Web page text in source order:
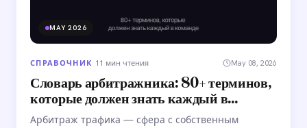
MAY 2026
СПРАВОЧНИК· 11 мин чтения May 08, 2026
Словарь арбитражника: 80+ терминов,
которые должен знать каждый в
команде
Арбитраж трафика — сфера с собственным